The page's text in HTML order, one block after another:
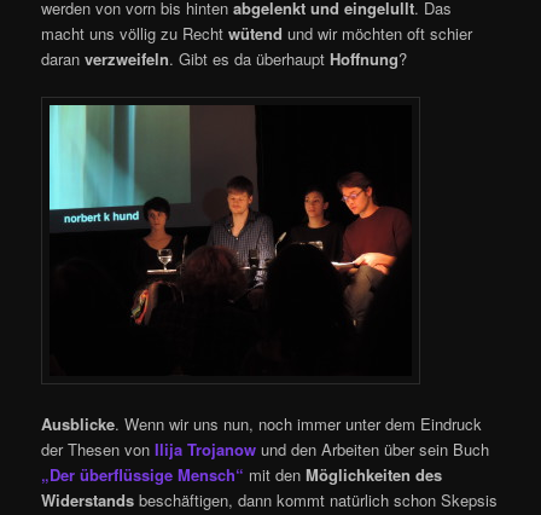
werden von vorn bis hintenabgelenkt und eingelullt. Das
macht uns völlig zu Rechtwütend und wir möchten oft schier
daranverzweifeln. Gibt es da überhaupt Hoffnung?
Ausblicke. Wenn wir uns nun, noch immer unter dem Eindruck
der Thesen vonIlija Trojanow und den Arbeiten über sein Buch
„Der überflüssige Mensch“ mit denMöglichkeiten des
Widerstands beschäftigen, dann kommt natürlich schon Skepsis